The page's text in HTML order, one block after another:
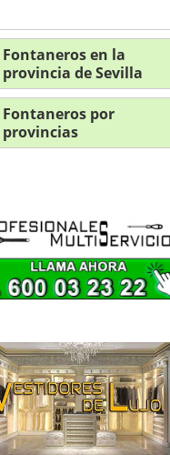
Fontaneros en la
provincia de Sevilla
Fontaneros en Sevilla
Fontaneros por
provincias
Fontaneros Alicante
Fontaneros Almería
Fontaneros Asturias
Fontaneros Ávila
Fontaneros Baleares
Fontaneros Barcelona
Fontaneros Burgos
Fontaneros Cáceres
Fontaneros Cádiz